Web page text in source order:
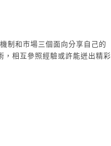
制和市場三個面向分享自己的
，相互參照經驗或許能迸出精彩